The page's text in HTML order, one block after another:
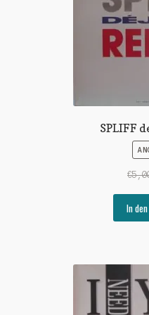
SPLIFF
€
In